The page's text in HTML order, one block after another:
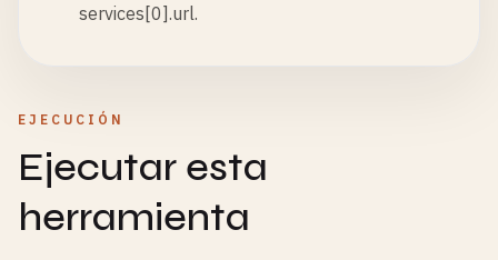
services[0].url.
EJECUCIÓN
Ejecutar esta
herramienta